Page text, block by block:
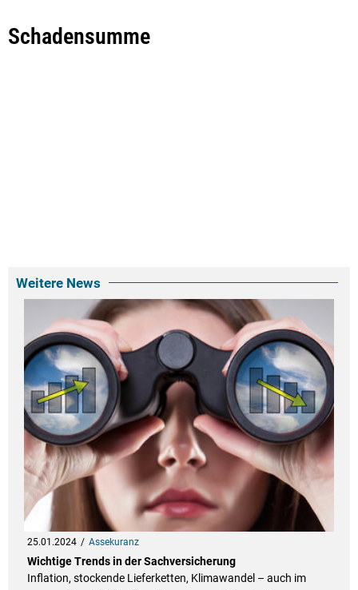
Schadensumme
Weitere News
25.01.2024 Assekuranz
Wichtige Trends in der Sachversicherung
Inflation, stockende Lieferketten, Klimawandel – auch im